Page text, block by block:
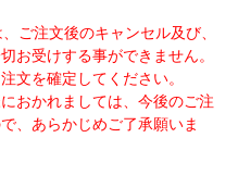
ご注文後のキャンセル及び、
お受けする事ができません。
文を確定してください。
おかれましては、今後のご注
、あらかじめご了承願いま